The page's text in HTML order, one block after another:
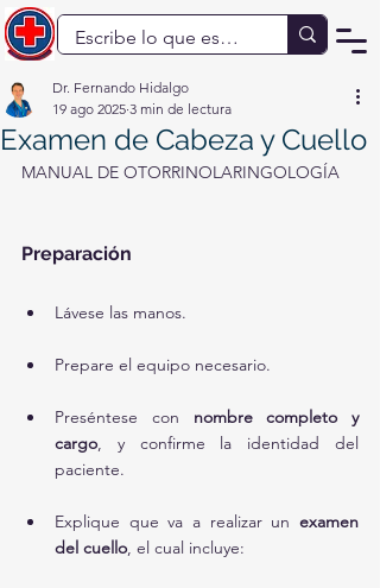
Examen de Cabeza y Cuello
Dr. Fernando Hidalgo
19 ago 2025 3 min de lectura
MANUAL DE OTORRINOLARINGOLOGÍA
Preparación
Lávese las manos.
Prepare el equipo necesario.
Preséntese con nombre completo y
cargo, y confirme la identidad del
paciente.
Explique que va a realizar un examen
del cuello, el cual incluye: